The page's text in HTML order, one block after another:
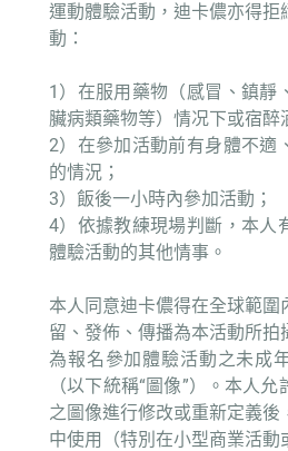
運動體驗活動，迪卡儂亦得拒
動：
1）在服用藥物（感冒、鎮靜
臟病類藥物等）情况下或宿醉
2）在參加活動前有身體不適
的情況；
3）飯後一小時內參加活動；
4）依據教練現場判斷，本人
體驗活動的其他情事。
本人同意迪卡儂得在全球範圍
留、發佈、傳播為本活動所拍
為報名參加體驗活動之未成
（以下統稱“圖像”）。本人
之圖像進行修改或重新定義後
中使用（特別在小型商業活動